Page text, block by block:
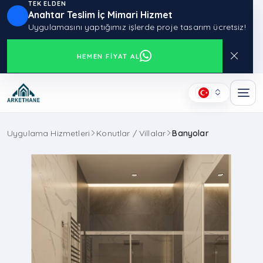
TEK ELDEN
Anahtar Teslim İç Mimari Hizmet
Uygulamasını yaptığımız işlerde proje tasarım ücretsiz!
HEMEN FIYAT AL
Uygulama Hizmetleri Konutlar / Villalar Banyolar